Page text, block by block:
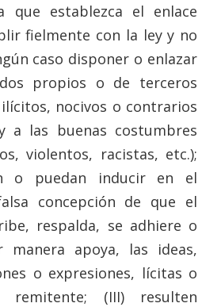
que establezca el enlace
fielmente con la ley y no
caso disponer o enlazar
propios o de terceros
ilícitos, nocivos o contrarios
a las buenas costumbres
violentos, racistas, etc.);
o puedan inducir en el
concepción de que el
respalda, se adhiere o
manera apoya, las ideas,
o expresiones, lícitas o
remitente; (III) resulten